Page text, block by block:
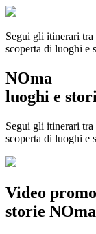
Segui gli itinerari
scoperta di luoghi e
NOma
luoghi e
Segui gli itinerari
scoperta di luoghi e
Video
storie